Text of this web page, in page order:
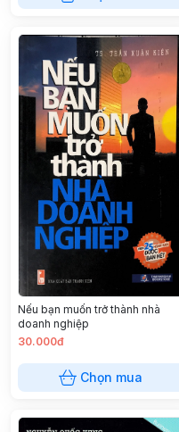
Nếu bạn muốn trở thành nhà
doanh nghiệp
30.000đ
Chọn mua